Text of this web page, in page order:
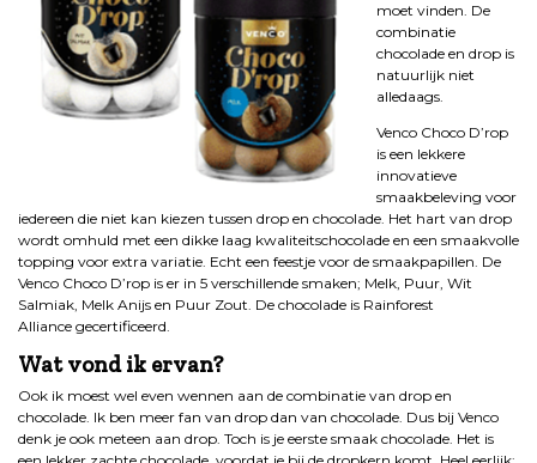
moet vinden. De
combinatie
chocolade en drop is
natuurlijk niet
alledaags.
Venco Choco D’rop
is een lekkere
innovatieve
smaakbeleving voor
iedereen die niet kan kiezen tussen drop en chocolade. Het hart van drop
wordt omhuld met een dikke laag kwaliteitschocolade en een smaakvolle
topping voor extra variatie. Echt een feestje voor de smaakpapillen. De
Venco Choco D’rop is er in 5 verschillende smaken; Melk, Puur, Wit
Salmiak, Melk Anijs en Puur Zout. De chocolade is Rainforest
Alliance gecertificeerd.
Wat vond ik ervan?
Ook ik moest wel even wennen aan de combinatie van drop en
chocolade. Ik ben meer fan van drop dan van chocolade. Dus bij Venco
denk je ook meteen aan drop. Toch is je eerste smaak chocolade. Het is